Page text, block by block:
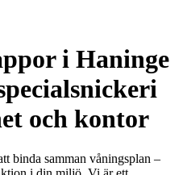
i Haninge
och kontor
binda samman våningsplan –